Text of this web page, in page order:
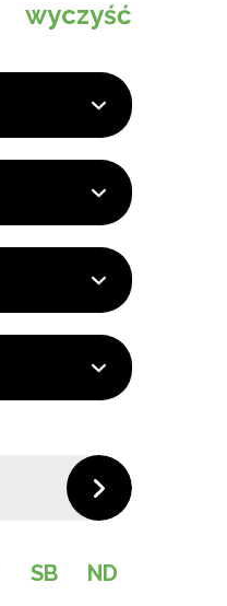
wyczyść
SB ND